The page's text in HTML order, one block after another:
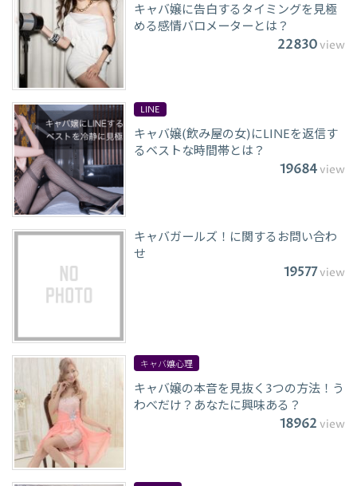
キャバ嬢に告白するタイミングを見極
める感情バロメーターとは？
22830view
LINE
キャバ嬢(飲み屋の女)にLINEを返信す
るベストな時間帯とは？
19684view
キャバガールズ！に関するお問い合わ
せ
19577view
キャバ嬢心理
キャバ嬢の本音を見抜く3つの方法！う
わべだけ？あなたに興味ある？
18962 view